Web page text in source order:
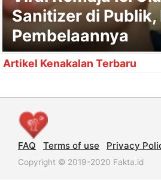
Sanitizer di Publik,
Pembelaannya
Artikel Kenakalan Terbaru
FAQ Terms of use Privacy
Copyright © 2019-2020 Fakta.id